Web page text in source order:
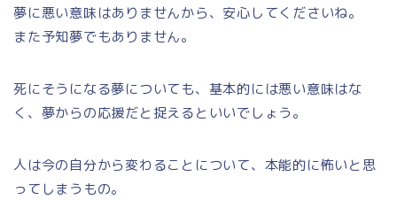
夢に悪い意味はありませんから、安心してくださいね。
また予知夢でもありません。
死にそうになる夢についても、基本的には悪い意味はな
く、夢からの応援だと捉えるといいでしょう。
人は今の自分から変わることについて、本能的に怖いと思
ってしまうもの。